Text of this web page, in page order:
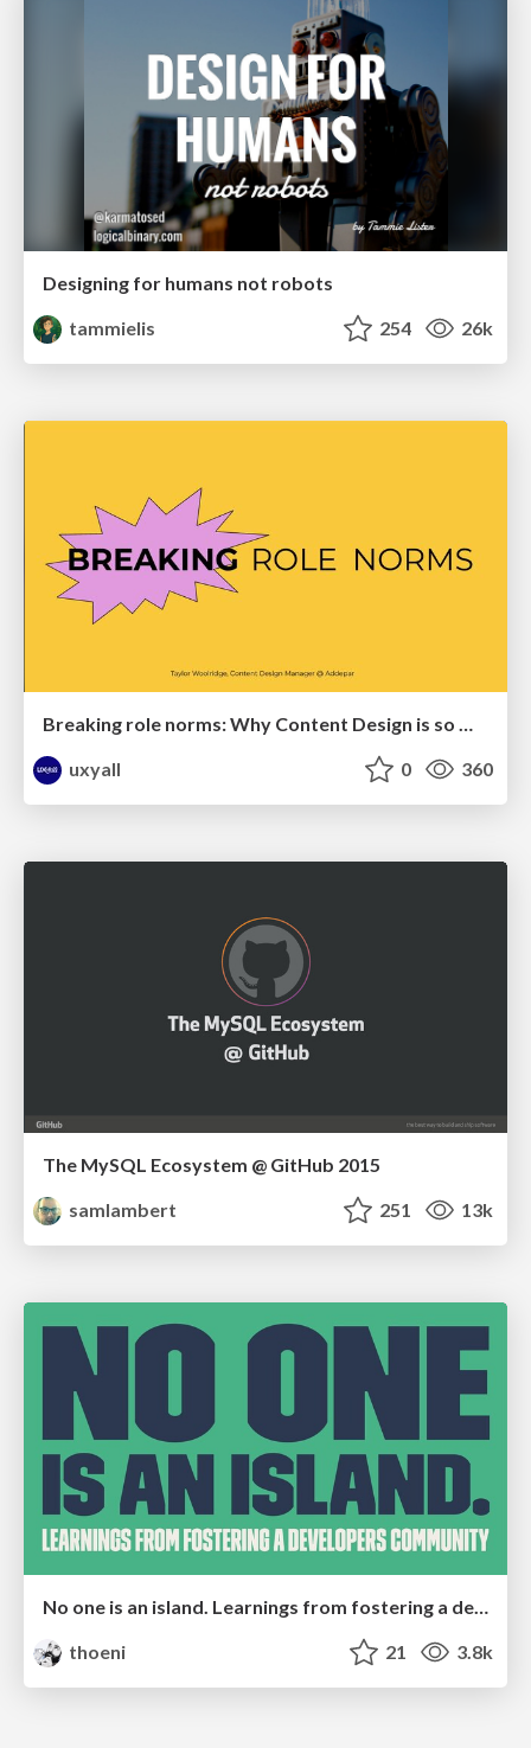
Designing for humans not robots
tammielis
254 26k
Breaking role norms: Why Content Design is so much more than writing copy - Taylor Woolridge
uxyall
0 360
The MySQL Ecosystem @ GitHub 2015
samlambert
251 13k
thoeni
21 3.8k